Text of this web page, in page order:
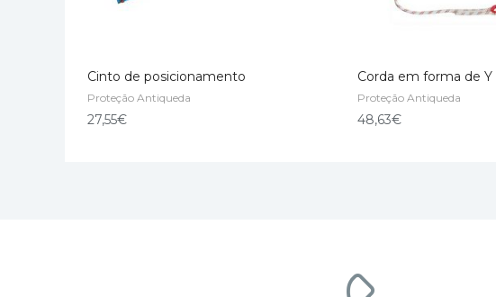
ADD TO CART
Cinto de posicionamento
Proteção Antiqueda
27,55€ ADD TO CART
Corda em forma de Y
Proteção Antiqueda
48,63€